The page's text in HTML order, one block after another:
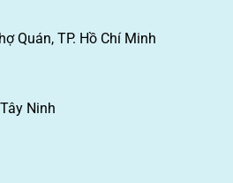
Quán, TP. Hồ Chí Minh
Ninh